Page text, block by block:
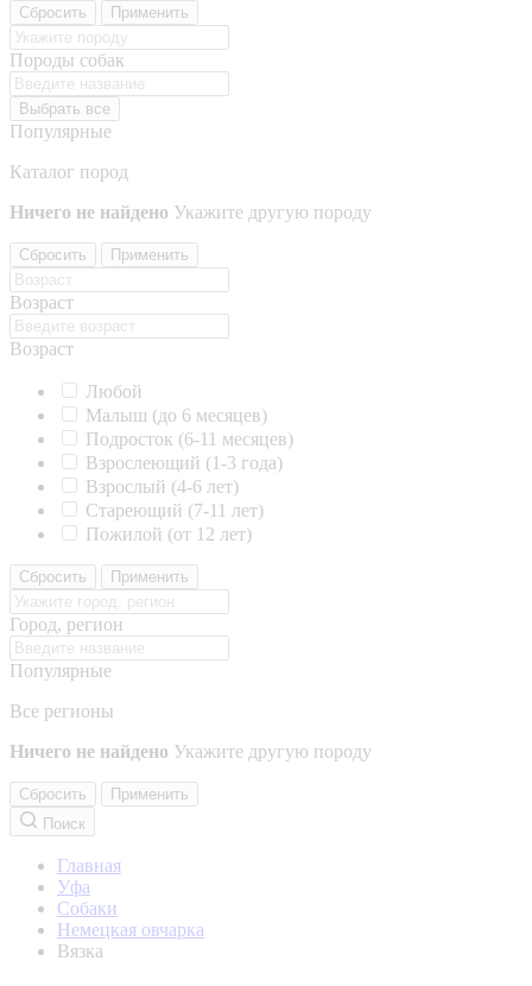
Сбросить Применить
Породы собак
Выбрать все
Популярные
Каталог пород
Ничего не найдено Укажите другую породу
Сбросить Применить
Возраст
Возраст
Любой
Малыш (до 6 месяцев)
Подросток (6-11 месяцев)
Взрослеющий (1-3 года)
Взрослый (4-6 лет)
Стареющий (7-11 лет)
Пожилой (от 12 лет)
Сбросить Применить
Город, регион
Популярные
Все регионы
Ничего не найдено Укажите другую породу
Сбросить
Применить
Поиск
Главная
Уфа
Собаки
Немецкая овчарка
Вязка